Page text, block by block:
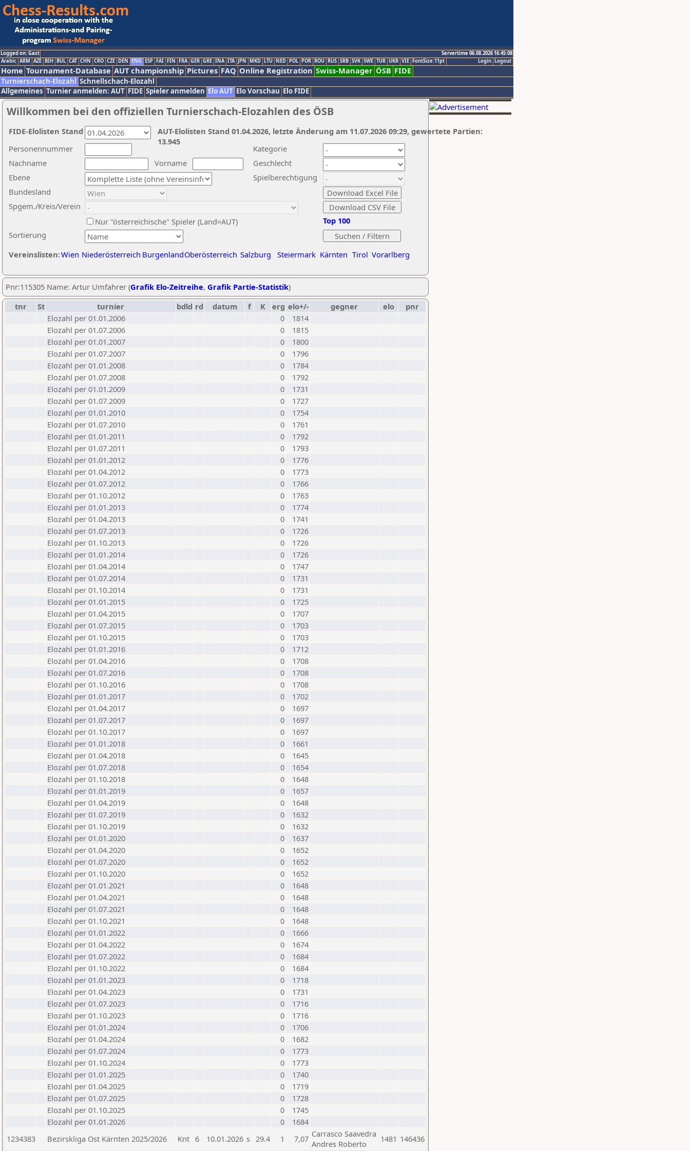
Logged on: Gast
Servertime 06.08.2026 16:45:08
Logout
Login
Arabic ARM AZE BIH BUL CAT CHN CRO CZE DEN ENG ESP FAI FIN FRA GER GRE INA ITA JPN MKD LTU NED POL POR ROU RUS SRB SVK SWE TUR UKR VIE FontSize:11pt
Home Tournament-Database AUT championship Pictures FAQ Online Registration Swiss-Manager ÖSB FIDE
Turnierschach-Elozahl Schnellschach-Elozahl
Allgemeines Turnier anmelden: AUT FIDE Spieler anmelden Elo AUT Elo Vorschau Elo FIDE
Willkommen bei den offiziellen Turnierschach-Elozahlen des ÖSB
Nachname
Vorname
Ebene
Kategorie
Sortierung
Personennummer
Bundesland
Spgem./Kreis/Verein
Geschlecht
Nur "österreichische" Spieler (Land=AUT)
Spielberechtigung
Vereinslisten:Wien Niederösterreich BurgenlandOberösterreich Salzburg Steiermark Kärnten Tirol Vorarlberg
Top 100
AUT-Elolisten Stand 01.04.2026, letzte Änderung am 11.07.2026 09:29, gewertete Partien:
13.945
FIDE-Elolisten Stand
Pnr:115305 Name: Artur Umfahrer (Grafik Elo-Zeitreihe, Grafik Partie-Statistik)
tnr
St turnier bdld rd datum f K erg elo+/- gegner elo
pnr
Elozahl per 01.01.2006
0
1814
Elozahl per 01.07.2006
0
1815
Elozahl per 01.01.2007
0
1800
Elozahl per 01.07.2007
0
1796
Elozahl per 01.01.2008
0
1784
Elozahl per 01.07.2008
0
1792
Elozahl per 01.01.2009
0
1731
Elozahl per 01.07.2009
0
1727
Elozahl per 01.01.2010
0
1754
Elozahl per 01.07.2010
0
1761
Elozahl per 01.01.2011
0
1792
Elozahl per 01.07.2011
0
1793
Elozahl per 01.01.2012
0
1776
Elozahl per 01.04.2012
0
1773
Elozahl per 01.07.2012
0
1766
Elozahl per 01.10.2012
0
1763
Elozahl per 01.01.2013
0
1774
Elozahl per 01.04.2013
0
1741
Elozahl per 01.07.2013
0
1726
Elozahl per 01.10.2013
0
1726
Elozahl per 01.01.2014
0
1726
Elozahl per 01.04.2014
0
1747
Elozahl per 01.07.2014
0
1731
Elozahl per 01.10.2014
0
1731
Elozahl per 01.01.2015
0
1725
Elozahl per 01.04.2015
0
1707
Elozahl per 01.07.2015
0
1703
Elozahl per 01.10.2015
0
1703
Elozahl per 01.01.2016
0
1712
Elozahl per 01.04.2016
0
1708
Elozahl per 01.07.2016
0
1708
Elozahl per 01.10.2016
0
1708
Elozahl per 01.01.2017
0
1702
Elozahl per 01.04.2017
0
1697
Elozahl per 01.07.2017
0
1697
Elozahl per 01.10.2017
0
1697
Elozahl per 01.01.2018
0
1661
Elozahl per 01.04.2018
0
1645
Elozahl per 01.07.2018
0
1654
Elozahl per 01.10.2018
0
1648
Elozahl per 01.01.2019
0
1657
Elozahl per 01.04.2019
0
1648
Elozahl per 01.07.2019
0
1632
Elozahl per 01.10.2019
0
1632
Elozahl per 01.01.2020
0
1637
Elozahl per 01.04.2020
0
1652
Elozahl per 01.07.2020
0
1652
Elozahl per 01.10.2020
0
1652
Elozahl per 01.01.2021
0
1648
Elozahl per 01.04.2021
0
1648
Elozahl per 01.07.2021
0
1648
Elozahl per 01.10.2021
0
1648
Elozahl per 01.01.2022
0
1666
Elozahl per 01.04.2022
0
1674
Elozahl per 01.07.2022
0
1684
Elozahl per 01.10.2022
0
1684
Elozahl per 01.01.2023
0
1718
Elozahl per 01.04.2023
0
1731
Elozahl per 01.07.2023
0
1716
Elozahl per 01.10.2023
0
1716
Elozahl per 01.01.2024
0
1706
Elozahl per 01.04.2024
0
1682
Elozahl per 01.07.2024
0
1773
Elozahl per 01.10.2024
0
1773
Elozahl per 01.01.2025
0
1740
Elozahl per 01.04.2025
0
1719
Elozahl per 01.07.2025
0
1728
Elozahl per 01.10.2025
0
1745
Elozahl per 01.01.2026
0
1684
1234383
Bezirskliga Ost Kärnten 2025/2026 Knt 6 10.01.2026 s 29.4 1 7,07 Carrasco Saavedra
Andres Roberto
1481 146436